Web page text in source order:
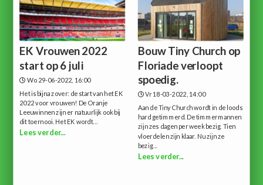
EK Vrouwen 2022
start op 6 juli
Wo 29-06-2022, 16:00
Het is bijna zover: de start van het EK
2022 voor vrouwen! De Oranje
Leeuwinnen zijn er natuurlijk ook bij
dit toernooi. Het EK wordt...
Lees verder...
Bouw Tiny Church op
Floriade verloopt
spoedig.
Vr 18-03-2022, 14:00
Aan de Tiny Church wordt in de loods
hard getimmerd. De timmermannen
zijn zes dagen per week bezig. Tien
vloerdelen zijn klaar. Nu zijn ze
bezig...
Lees verder...